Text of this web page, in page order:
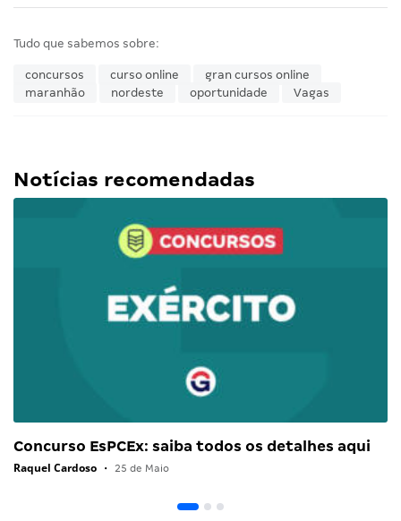
Tudo que sabemos sobre:
concursos curso online
gran cursos online
maranhão
nordeste oportunidade Vagas
Notícias recomendadas
Concurso EsPCEx: saiba todos os detalhes aqui
Raquel Cardoso • 25 de Maio